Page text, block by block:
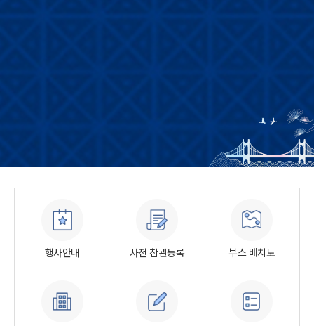
행사안내 사전 참관등록 부스 배치도